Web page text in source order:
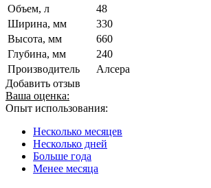
Объем, л
48
Ширина, мм
330
Высота, мм
660
Глубина, мм
240
Производитель
Алсера
Добавить отзыв
Ваша оценка:
Опыт использования:
Несколько месяцев
Несколько дней
Больше года
Менее месяца